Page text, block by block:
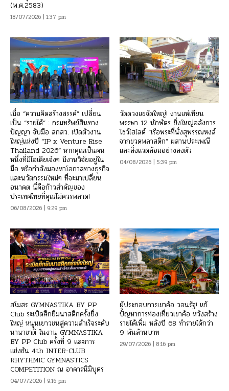
(พ.ศ.2583)
18/07/2026 | 1:37 pm
เมื่อ “ความคิดสร้างสรรค์” เปลี่ยน
เป็น “รายได้” : กรมทรัพย์สินทาง
ปัญญา จับมือ สกสว. เปิดตัวงาน
ใหญ่แห่งปี “IP x Venture Rise
Thailand 2026” หากคุณเป็นคน
หนึ่งที่มีไอเดียเจ๋งๆ มีงานวิจัยอยู่ใน
มือ หรือกำลังมองหาโอกาสทางธุรกิจ
และนวัตกรรมใหม่ๆ ที่จะมาเปลี่ยน
อนาคต นี่คือก้าวสำคัญของ
ประเทศไทยที่คุณไม่ควรพลาด!
06/08/2026 | 9:29 pm
วัดดวงแขจัดใหญ่! งานแห่เทียน
พรรษา 12 นักษัตร ยิ่งใหญ่อลังการ
โชว์ไฮไลต์ “เรือพระที่นั่งสุพรรณหงส์
จากขวดพลาสติก” ผสานประเพณี
และสิ่งแวดล้อมอย่างลงตัว
04/08/2026 | 5:39 pm
สโมสร GYMNASTIKA BY PP
Club ระเบิดศึกยิมนาสติกครั้งยิ่ง
ใหญ่ หนุนเยาวชนสู่ความสำเร็จระดับ
นานาชาติ ในงาน GYMNASTIKA
BY PP Club ครั้งที่ 9 และการ
แข่งขัน 4th INTER-CLUB
RHYTHMIC GYMNASTICS
COMPETITION ณ อาคารนิมิบุตร
04/07/2026 | 9:16 pm
ผู้ประกอบการเขาค้อ วอนรัฐ! แก้
ปัญหาการท่องเที่ยวเขาค้อ หวังสร้าง
รายได้เพิ่ม หลังปี 68 ทำรายได้กว่า
9 พันล้านบาท
29/07/2026 | 8:16 pm